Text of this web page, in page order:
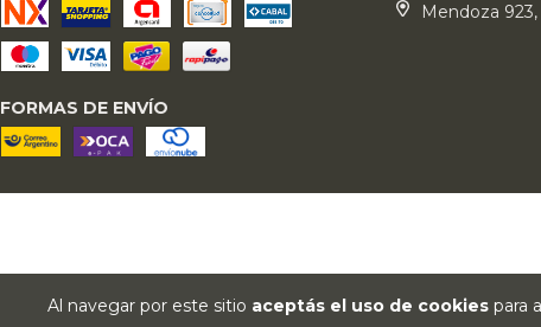
Al navegar por este sitio aceptás el uso de cookies para
FORMAS DE ENVÍO
Mendoza